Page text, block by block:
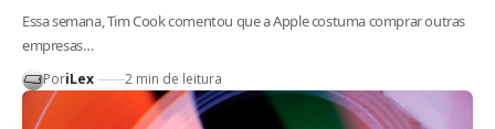
Essa semana, Tim Cook comentou que a Apple costuma comprar outras
empresas…
PoriLex 2 min de leitura